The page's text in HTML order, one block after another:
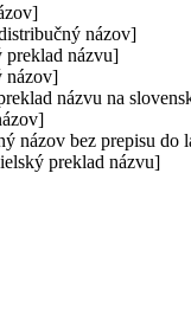
názov]
preklad názvu]
názov]
názvu na
názov bez prepisu do
preklad názvu]